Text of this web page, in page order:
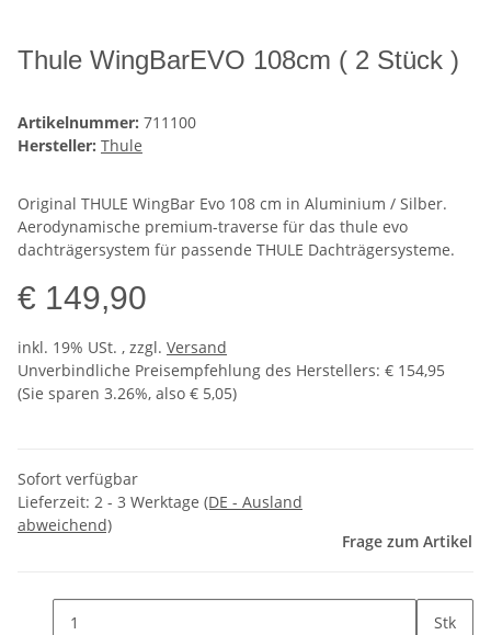
Thule WingBarEVO 108cm ( 2 Stück )
Artikelnummer: 711100
Hersteller: Thule
Original THULE WingBar Evo 108 cm in Aluminium / Silber.
Aerodynamische premium-traverse für das thule evo
dachträgersystem für passende THULE Dachträgersysteme.
€ 149,90
inkl. 19% USt. , zzgl. Versand
Unverbindliche Preisempfehlung des Herstellers: € 154,95
(Sie sparen 3.26%, also € 5,05)
Sofort verfügbar
Lieferzeit: 2 - 3 Werktage (DE - Ausland
abweichend)
Frage zum Artikel
Stk